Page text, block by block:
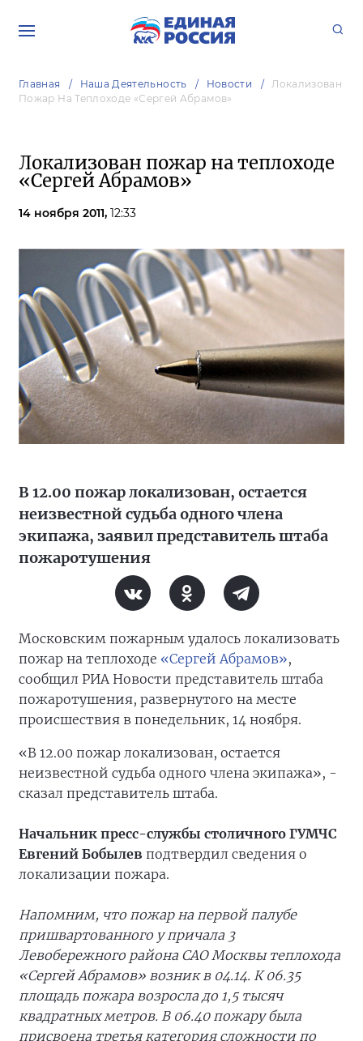
Главная Наша Деятельность Новости
Локализован
Пожар На Теплоходе «Сергей Абрамов»
Локализован пожар на теплоходе
«Сергей Абрамов»
14 ноября 2011, 12:33
В 12.00 пожар локализован, остается
неизвестной судьба одного члена
экипажа, заявил представитель штаба
пожаротушения
Московским пожарным удалось локализовать
пожар на теплоходе «Сергей Абрамов»,
сообщил РИА Новости представитель штаба
пожаротушения, развернутого на месте
происшествия в понедельник, 14 ноября.
«В 12.00 пожар локализован, остается
неизвестной судьба одного члена экипажа», -
сказал представитель штаба.
Начальник пресс-службы столичного ГУМЧС
Евгений Бобылев подтвердил сведения о
локализации пожара.
Напомним, что пожар на первой палубе
пришвартованного у причала 3
Левобережного района САО Москвы теплохода
«Сергей Абрамов» возник в 04.14. К 06.35
площадь пожара возросла до 1,5 тысяч
квадратных метров. В 06.40 пожару была
присвоена третья категория сложности по